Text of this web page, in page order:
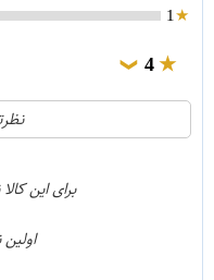
1
4
❯
برای این